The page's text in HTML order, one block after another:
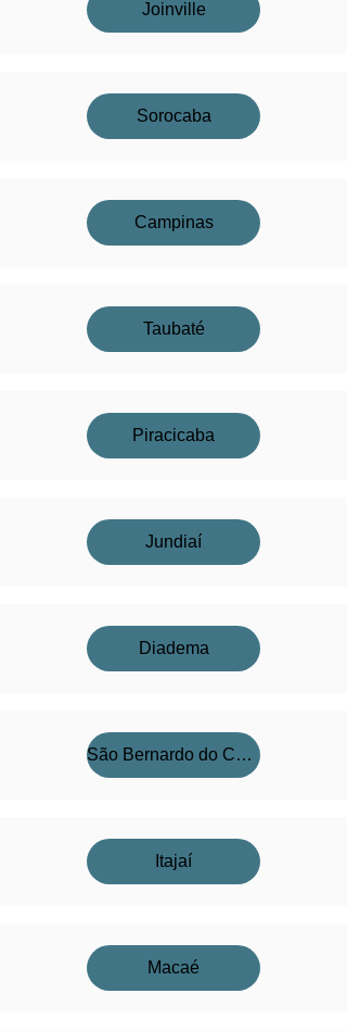
Joinville
Sorocaba
Campinas
Taubaté
Piracicaba
Jundiaí
Diadema
São Bernardo do Campo
Itajaí
Macaé